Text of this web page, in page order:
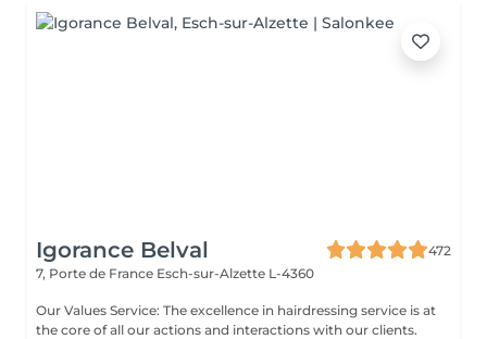
Igorance Belval
472
7, Porte de France Esch-sur-Alzette L-4360
Our Values Service: The excellence in hairdressing service is at
the core of all our actions and interactions with our clients.